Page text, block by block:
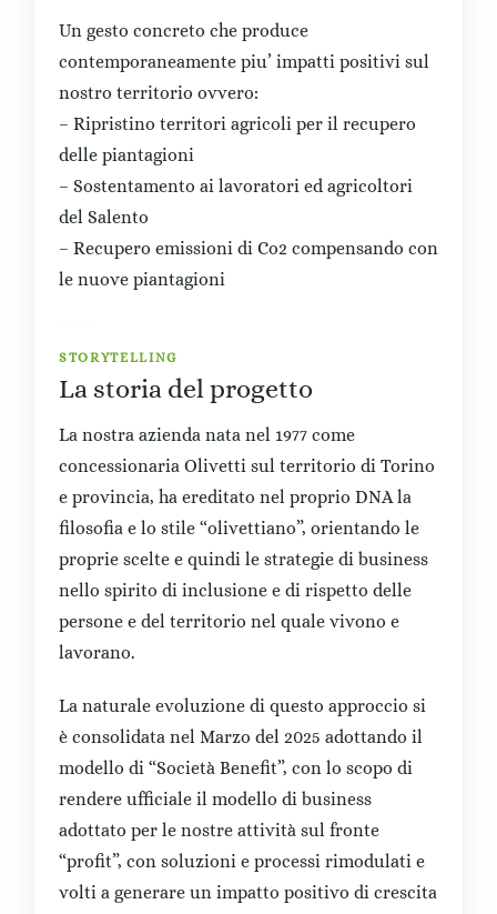
Un gesto concreto che produce
contemporaneamente piu’ impatti positivi sul
nostro territorio ovvero:
– Ripristino territori agricoli per il recupero
delle piantagioni
– Sostentamento ai lavoratori ed agricoltori
del Salento
– Recupero emissioni di Co2 compensando con
le nuove piantagioni
STORYTELLING
La storia del progetto
La nostra azienda nata nel 1977 come
concessionaria Olivetti sul territorio di Torino
e provincia, ha ereditato nel proprio DNA la
filosofia e lo stile “olivettiano”, orientando le
proprie scelte e quindi le strategie di business
nello spirito di inclusione e di rispetto delle
persone e del territorio nel quale vivono e
lavorano.
La naturale evoluzione di questo approccio si
è consolidata nel Marzo del 2025 adottando il
modello di “Società Benefit”, con lo scopo di
rendere ufficiale il modello di business
adottato per le nostre attività sul fronte
“profit”, con soluzioni e processi rimodulati e
volti a generare un impatto positivo di crescita